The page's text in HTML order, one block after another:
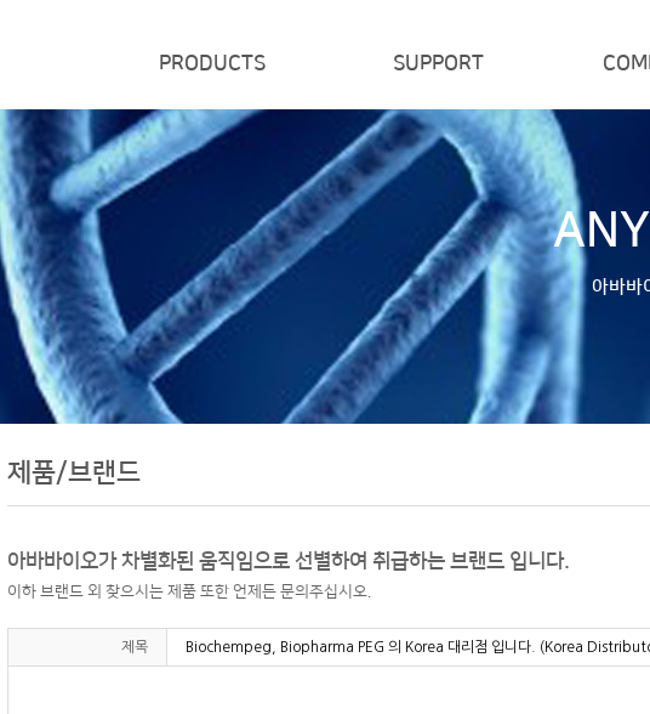
PRODUCTS
제품/브랜드
SUPPORT
견적/주문
아바바
제품/브랜드
아바바이오가 차별화된 움직임으로 선별하여 취급하는 브랜드 입니다.
이하 브랜드 외 찾으시는 제품 또한 언제든 문의주십시오.
제목 Biochempeg, Biopharma PEG 의 Korea 대리점 입니다. (Korea